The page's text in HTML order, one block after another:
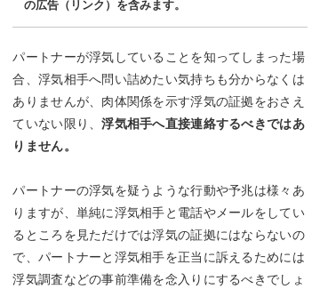
の広告（リンク）を含みます。
パートナーが浮気していることを知ってしまった場
合、浮気相手へ問い詰めたい気持ちも分からなくは
ありませんが、肉体関係を示す浮気の証拠をおさえ
ていない限り、浮気相手へ直接連絡するべきではあ
りません。
パートナーの浮気を疑うような行動や予兆は様々あ
りますが、単純に浮気相手と電話やメールをしてい
るところを見ただけでは浮気の証拠にはならないの
で、パートナーと浮気相手を正当に訴えるためには
浮気調査などの事前準備を念入りにするべきでしょ